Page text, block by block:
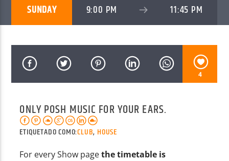
SUNDAY 9:00 PM 11:45 PM
4
ONLY POSH MUSIC FOR YOUR EARS.
ETIQUETADO COMO:CLUB, HOUSE
For every Show pagethe timetable is